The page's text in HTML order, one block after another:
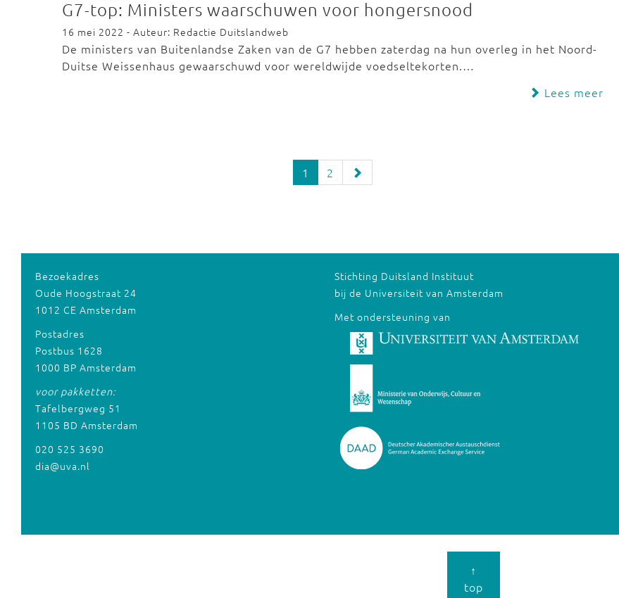
G7-top: Ministers waarschuwen voor hongersnood
16 mei 2022 - Auteur: Redactie Duitslandweb
De ministers van Buitenlandse Zaken van de G7 hebben zaterdag na hun overleg in het Noord-
Duitse Weissenhaus gewaarschuwd voor wereldwijde voedseltekorten.…
Lees meer
1 2
Bezoekadres
Oude Hoogstraat 24
1012 CE Amsterdam
Postadres
Postbus 1628
1000 BP Amsterdam
voor pakketten:
Tafelbergweg 51
1105 BD Amsterdam
020 525 3690
dia@uva.nl
Stichting Duitsland Instituut
bij de Universiteit van Amsterdam
Met ondersteuning van
↑
top